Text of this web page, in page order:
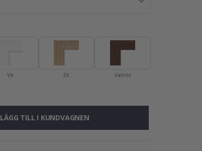
Vit Ek Valnöt
LÄGG TILL I KUNDVAGNEN